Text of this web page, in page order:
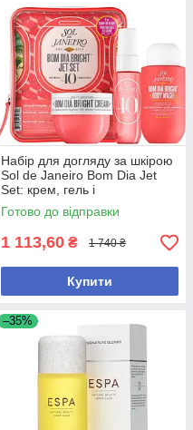
Набір для догляду за шкірою
Sol de Janeiro Bom Dia Jet
Set: крем, гель і
парфумований спрей для
зволоження та відновлення
шкіри
Готово до відправки
1 113,60 ₴ 1 740 ₴
Купити
–35%